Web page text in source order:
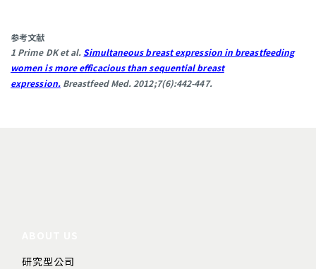
参考文献
1 Prime DK et al. Simultaneous breast expression in breastfeeding
women is more efficacious than sequential breast
expression.Breastfeed Med. 2012;7(6):442-447.
研究型公司